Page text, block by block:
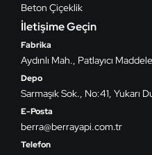
Beton Çiçeklik
İletişime Geçin
Fabrika
Aydınlı Mah., Patlayıcı
Depo
Sarmaşık Sok., No:41, Yukarı
E-Posta
berra@berrayapi.com.tr
Telefon